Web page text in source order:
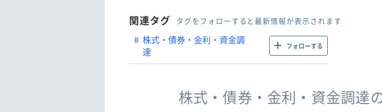
関連タグ タグをフォローすると最新情報が表示されます
株式・債券・金利・資金調
達
フォローする
株式・債券・金利・資金調達